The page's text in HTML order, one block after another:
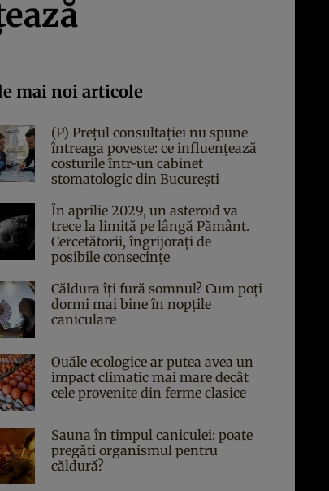
mai noi articole
(P) Prețul consultației nu spune
întreaga poveste: ce influențează
costurile într-un cabinet
stomatologic din București
În aprilie 2029, un asteroid va
trece la limită pe lângă Pământ.
Cercetătorii, îngrijorați de
posibile consecințe
Căldura îți fură somnul? Cum poți
dormi mai bine în nopțile
caniculare
Ouăle ecologice ar putea avea un
impact climatic mai mare decât
cele provenite din ferme clasice
Sauna în timpul caniculei: poate
pregăti organismul pentru
căldură?